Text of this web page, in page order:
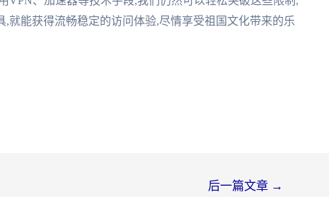
就能获得流畅稳定的访问体验,尽情享受祖国文化带来的乐
后一篇文章 →